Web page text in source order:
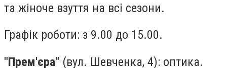
та жіноче взуття на всі сезони.
Графік роботи: з 9.00 до 15.00.
"Прем'єра" (вул. Шевченка, 4): оптика.